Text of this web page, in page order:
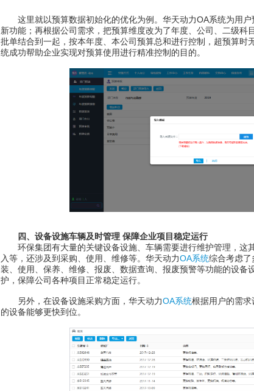
这里就以预算数据初始化的优化为例。华天动力OA系统为用户
新功能；再根据公司需求，把预算维度改为了年度、公司、二级科
批单结合到一起，按本年度、本公司预算总和进行控制，超预算时
统成功帮助企业实现对预算使用进行精准控制的目的。
四、设备设施车辆及时管理 保障企业项目稳定运行
环保集团有大量的关键设备设施、车辆需要进行维护管理，这
入等，还涉及到采购、使用、维修等。华天动力OA系统综合考虑了
装、使用、保养、维修、报废、数据查询、报废预警等功能的设备
护，保障公司各种项目正常稳定运行。
另外，在设备设施采购方面，华天动力OA系统根据用户的需
的设备能够更快到位。